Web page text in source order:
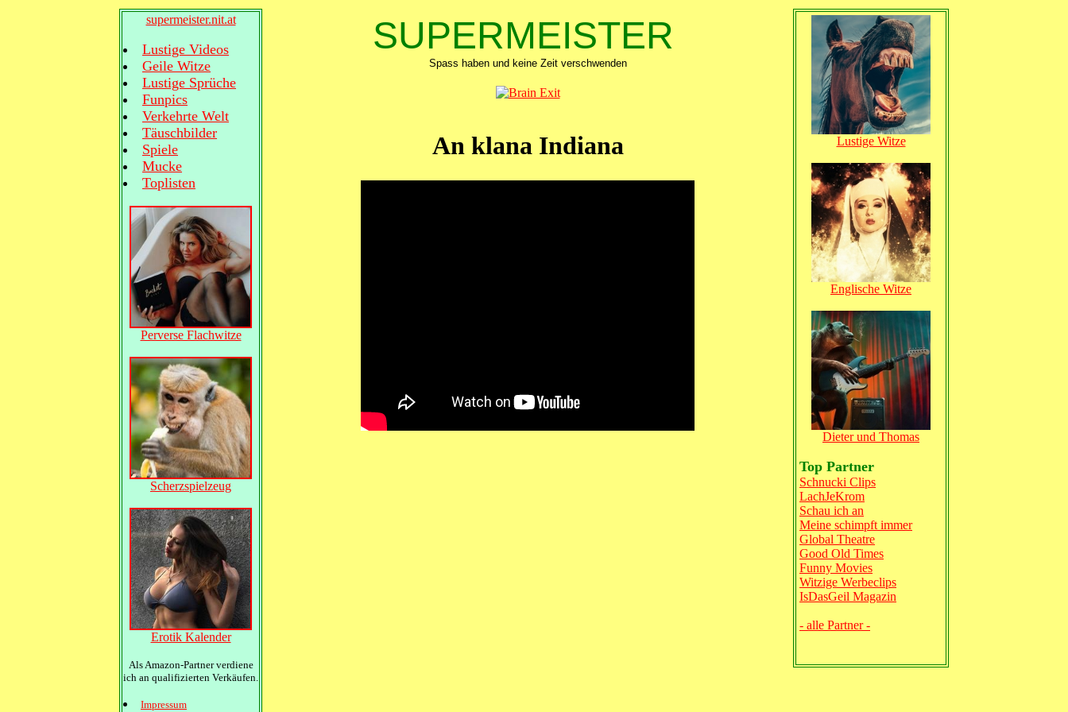
supermeister.nit.at
Lustige Videos
Geile Witze
Lustige Sprüche
Funpics
Verkehrte Welt
Täuschbilder
Spiele
Mucke
Toplisten
Perverse Flachwitze
Scherzspielzeug
Erotik Kalender
Als Amazon-Partner verdiene
ich an qualifizierten Verkäufen.
Impressum
Lustige Witze
Englische Witze
Dieter und Thomas
Top Partner
Schnucki Clips
LachJeKrom
Schau ich an
Meine schimpft immer
Global Theatre
Good Old Times
Funny Movies
Witzige Werbeclips
IsDasGeil Magazin
- alle Partner -
SUPERMEISTER
Spass haben und keine Zeit verschwenden
An klana Indiana